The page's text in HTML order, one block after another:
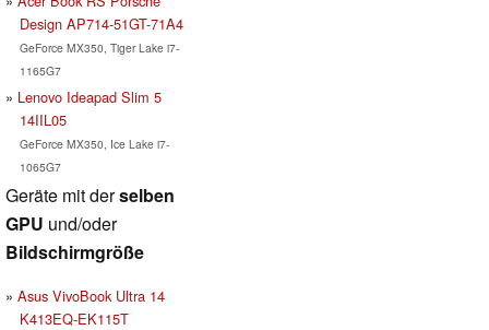
Design AP714-51GT-71A4
GeForce MX350, Tiger Lake i7-
1165G7
Lenovo Ideapad Slim 5
14IIL05
GeForce MX350, Ice Lake i7-
1065G7
Geräte mit derselben
GPU und/oder
Bildschirmgröße
Asus VivoBook Ultra 14
K413EQ-EK115T